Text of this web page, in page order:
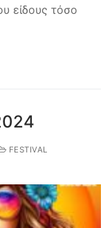
είδους τόσο
FESTIVAL